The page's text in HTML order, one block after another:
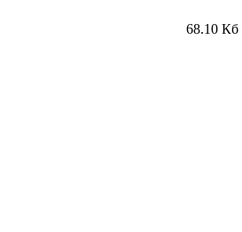
68.10 Кб